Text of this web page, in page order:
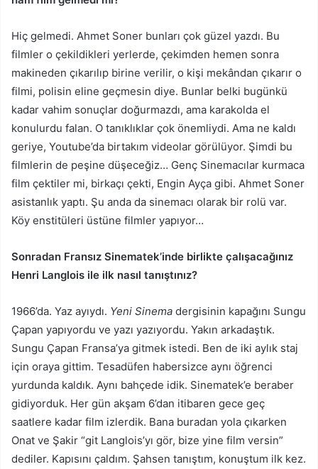
Hiç gelmedi. Ahmet Soner bunları çok güzel yazdı. Bu
filmler o çekildikleri yerlerde, çekimden hemen sonra
makineden çıkarılıp birine verilir, o kişi mekândan çıkarır o
filmi, polisin eline geçmesin diye. Bunlar belki bugünkü
kadar vahim sonuçlar doğurmazdı, ama karakolda el
konulurdu falan. O tanıklıklar çok önemliydi. Ama ne kaldı
geriye, Youtube’da birtakım videolar görülüyor. Şimdi bu
filmlerin de peşine düşeceğiz… Genç Sinemacılar kurmaca
film çektiler mi, birkaçı çekti, Engin Ayça gibi. Ahmet Soner
asistanlık yaptı. Şu anda da sinemacı olarak bir rolü var.
Köy enstitüleri üstüne filmler yapıyor…
Sonradan Fransız Sinematek’inde birlikte çalışacağınız
Henri Langlois ile ilk nasıl tanıştınız?
1966’da. Yaz ayıydı. Yeni Sinema dergisinin kapağını Sungu
Çapan yapıyordu ve yazı yazıyordu. Yakın arkadaştık.
Sungu Çapan Fransa’ya gitmek istedi. Ben de iki aylık staj
için oraya gittim. Tesadüfen habersizce aynı öğrenci
yurdunda kaldık. Aynı bahçede idik. Sinematek’e beraber
gidiyorduk. Her gün akşam 6’dan itibaren gece geç
saatlere kadar film izlerdik. Bana buradan yola çıkarken
Onat ve Şakir “git Langlois’yı gör, bize yine film versin”
dediler. Kapısını çaldım. Şahsen tanıştım, konuştum ilk kez.